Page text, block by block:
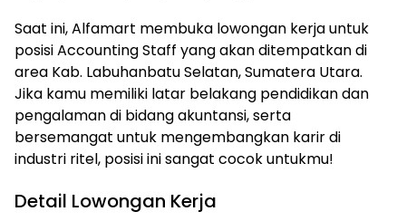
Saat ini, Alfamart membuka lowongan kerja untuk
posisi Accounting Staff yang akan ditempatkan di
area Kab. Labuhanbatu Selatan, Sumatera Utara.
Jika kamu memiliki latar belakang pendidikan dan
pengalaman di bidang akuntansi, serta
bersemangat untuk mengembangkan karir di
industri ritel, posisi ini sangat cocok untukmu!
Detail Lowongan Kerja